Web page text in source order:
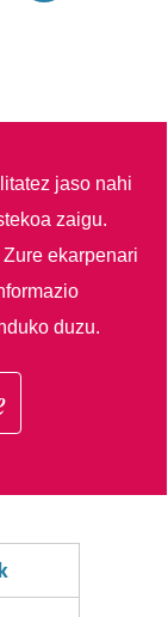
jaso nahi
zaigu.
Zure ekarpenari
duzu.